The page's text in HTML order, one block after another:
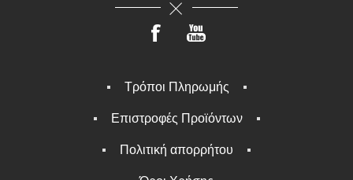
Τρόποι Πληρωμής
Επιστροφές Προϊόντων
Πολιτική απορρήτου